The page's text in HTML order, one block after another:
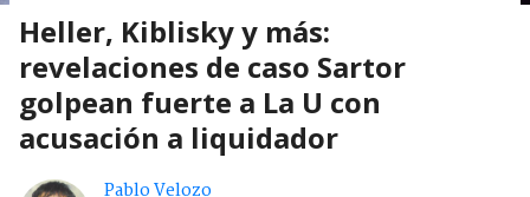
Heller, Kiblisky y más:
revelaciones de caso Sartor
golpean fuerte a La U con
acusación a liquidador